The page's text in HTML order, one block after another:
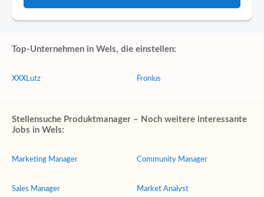
Top-Unternehmen in Wels, die einstellen:
XXXLutz Fronius
Stellensuche Produktmanager – Noch weitere interessante
Jobs in Wels:
Marketing Manager
Sales Manager
Community Manager
Market Analyst